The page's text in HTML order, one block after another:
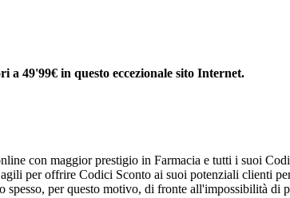
a 49'99€ in questo eccezionale sito Internet.
con maggior prestigio in Farmacia e tutti i suoi
per offrire Codici Sconto ai suoi potenziali clienti
per questo motivo, di fronte all'impossibilità di